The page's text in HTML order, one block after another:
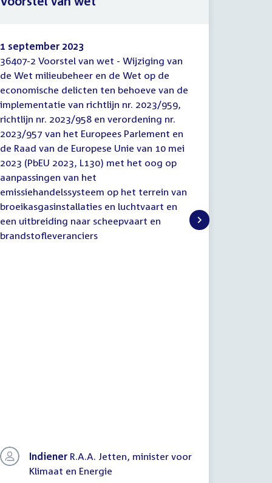
Voorstel
van
wet
1 september 2023
36407-2 Voorstel van wet - Wijziging van
de Wet milieubeheer en de Wet op de
economische delicten ten behoeve van de
implementatie van richtlijn nr. 2023/959,
richtlijn nr. 2023/958 en verordening nr.
2023/957 van het Europees Parlement en
de Raad van de Europese Unie van 10 mei
2023 (PbEU 2023, L130) met het oog op
aanpassingen van het
emissiehandelssysteem op het terrein van
broeikasgasinstallaties en luchtvaart en
een uitbreiding naar scheepvaart en
brandstofleveranciers
Indiener R.A.A. Jetten, minister voor
Klimaat en Energie